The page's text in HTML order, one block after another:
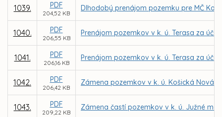
1039. PDF
204,52 KB
Dlhodobý prenájom pozemku pre MČ
1040. PDF
206,55 KB
Prenájom pozemkov v k. ú. Terasa za
1041. PDF
206,16 KB
Prenájom pozemkov v k. ú. Terasa za
1042. PDF
206,42 KB
Zámena pozemkov v k. ú. Košická Nová
1043. PDF
209,22 KB
Zámena častí pozemkov v k. ú. Južné